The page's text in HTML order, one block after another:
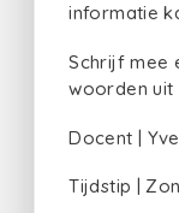
informatie
Schrijf mee
woorden uit
Docent |
Tijdstip |